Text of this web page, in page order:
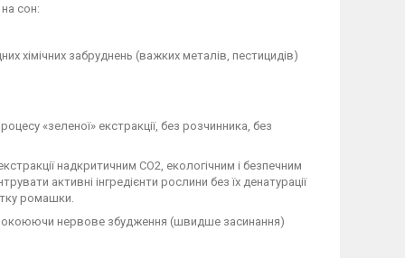
сон:
хімічних забруднень (важких металів, пестицидів)
«зеленої» екстракції, без розчинника, без
надкритичним CO2, екологічним і безпечним
активні інгредієнти рослини без їх денатурації
ромашки.
нервове збудження (швидше засинання)